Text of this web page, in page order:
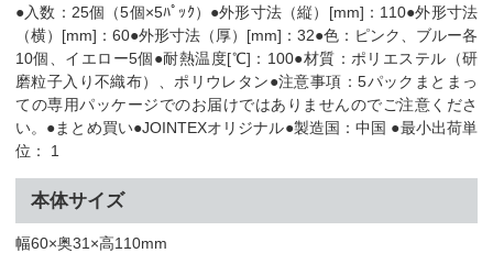
●入数：25個（5個×5ﾊﾟｯｸ）●外形寸法（縦）[mm]：110●外形寸法
（横）[mm]：60●外形寸法（厚）[mm]：32●色：ピンク、ブルー各
10個、イエロー5個●耐熱温度[℃]：100●材質：ポリエステル（研
磨粒子入り不織布）、ポリウレタン●注意事項：5パックまとまっ
ての専用パッケージでのお届けではありませんのでご注意くださ
い。●まとめ買い●JOINTEXオリジナル●製造国：中国 ●最小出荷単
位： 1
本体サイズ
幅60×奥31×高110mm